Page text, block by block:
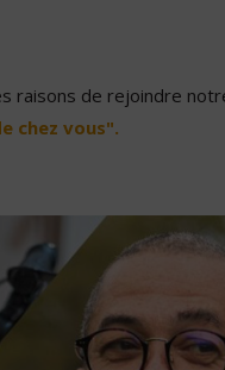
raisons de rejoindre
chez vous".